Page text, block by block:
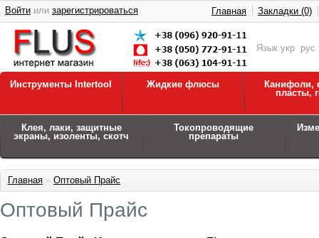
Язык укр рус
Войти или зарегистрироваться Главная Закладки (0)
Инструменты Intertool Жидкие флюсы
Канифоли,
пласты,
Клея, лаки, защитные
экраны, изоленты, скотч
Токопроводящие
препараты
Главная » Оптовый Прайс
Оптовый Прайс